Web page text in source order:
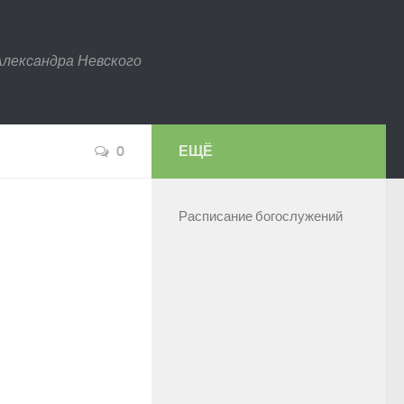
Невского
0 ЕЩЁ
Расписание богослужений